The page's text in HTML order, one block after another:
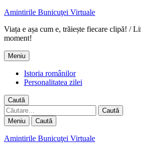
Amintirile Bunicuţei Virtuale
Viața e așa cum e, trăiește fiecare clipă! /
moment!
Meniu
Istoria românilor
Personalitatea zilei
Caută
Caută
după:
Meniu Caută
Amintirile Bunicuţei Virtuale